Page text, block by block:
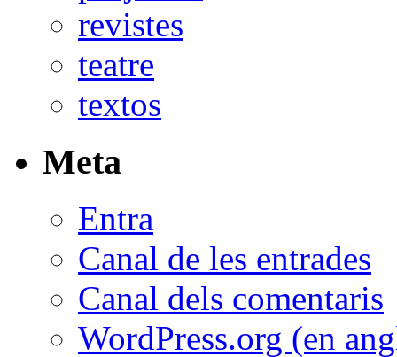
revistes
teatre
textos
Meta
Entra
Canal de les entrades
Canal dels comentaris
WordPress.org (en